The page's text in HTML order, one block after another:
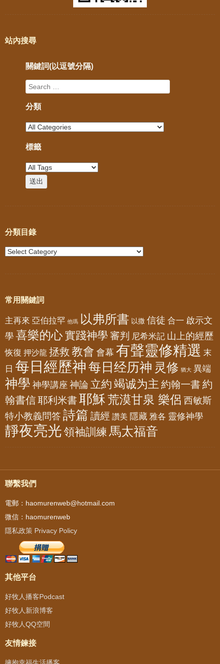
站內搜尋
關鍵詞(以逗號分隔)
分類
標籤
分類目錄
常用關鍵詞
主再來 亞伯拉罕 他瑪 以弗所書 以撒 信徒 合一 啟示文
學 喜樂的心實踐神學 審判 尼希米記 山上的經歷
恢復 押沙龍 拯救 教會 會幕 有聲靈修精選 末
日 每日經歷神 每日经历神 灵修 猶大 異端
神學 神學講座 神論 立約 竭诚为主 約翰一書 約
翰書信耶利米書 耶穌荒漠甘泉 樂侶 西敏斯
特小教義問答詩篇 讀經 讚美 隱藏 雅各 靈修神學
靜夜亮光 領袖訓練 馬太福音
聯繫我們
電郵：haomurenweb@hotmail.com
微信：haomurenweb
隱私政策 Privacy Policy
其他平台
好牧人播客Podcast
好牧人新浪博客
好牧人QQ空間
友情鍊接